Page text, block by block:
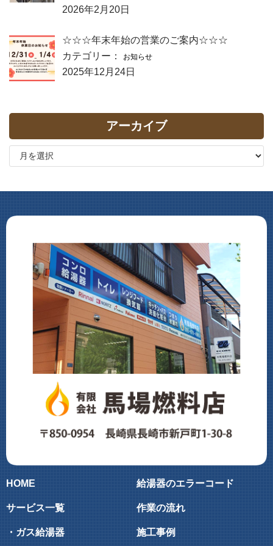
2026年2月20日
☆☆☆年末年始の営業のご案内☆☆☆
カテゴリー：
お知らせ
2025年12月24日
アーカイブ
HOME
サービス一覧
・ガス給湯器
給湯器のエラーコード
作業の流れ
施工事例